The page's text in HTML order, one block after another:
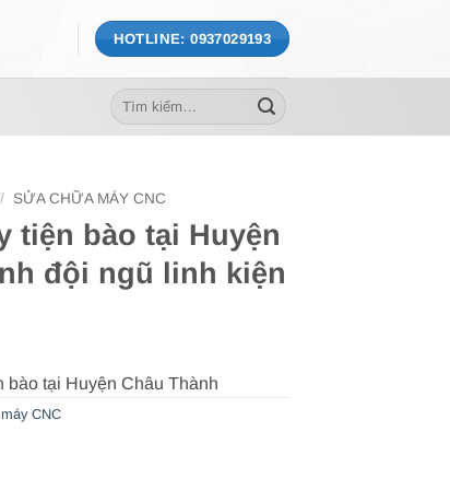
HOTLINE: 0937029193
Tìm
kiếm:
/ SỬA CHỮA MÁY CNC
tiện bào tại Huyện
đội ngũ linh kiện
CNC